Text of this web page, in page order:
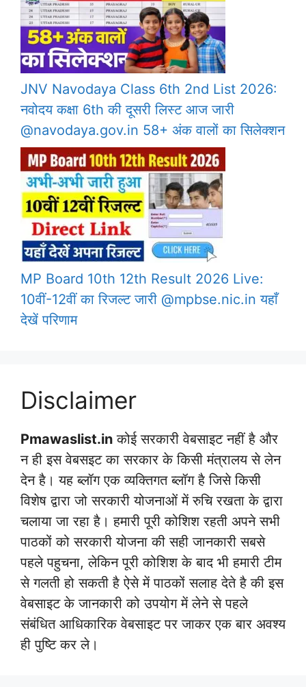
JNV Navodaya Class 6th 2nd List 2026:
नवोदय कक्षा 6th की दूसरी लिस्ट आज जारी
@navodaya.gov.in 58+ अंक वालों का सिलेक्शन
MP Board 10th 12th Result 2026 Live:
10वीं-12वीं का रिजल्ट जारी @mpbse.nic.in यहाँ
देखें परिणाम
Disclaimer
Pmawaslist.in कोई सरकारी वेबसाइट नहीं है और
न ही इस वेबसइट का सरकार के किसी मंत्रालय से लेन
देन है। यह ब्लॉग एक व्यक्तिगत ब्लॉग है जिसे किसी
विशेष द्वारा जो सरकारी योजनाओं में रुचि रखता के द्वारा
चलाया जा रहा है। हमारी पूरी कोशिश रहती अपने सभी
पाठकों को सरकारी योजना की सही जानकारी सबसे
पहले पहुचना, लेकिन पूरी कोशिश के बाद भी हमारी टीम
से गलती हो सकती है ऐसे में पाठकों सलाह देते है की इस
वेबसाइट के जानकारी को उपयोग में लेने से पहले
संबंधित आधिकारिक वेबसाइट पर जाकर एक बार अवश्य
ही पुष्टि कर ले।